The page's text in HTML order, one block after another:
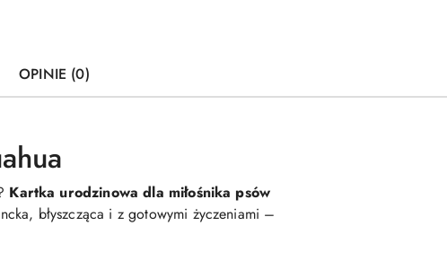
OPINIE (0)
Kartka urodzinowa dla miłośnika psów
błyszcząca i z gotowymi życzeniami –